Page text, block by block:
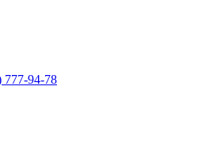
777-94-78